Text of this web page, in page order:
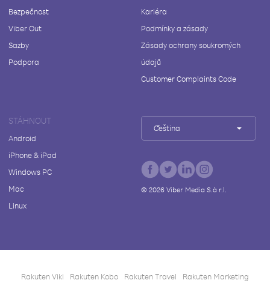
Bezpečnost
Viber Out
Sazby
Podpora
Kariéra
Podmínky a zásady
Zásady ochrany soukromých
údajů
Customer Complaints Code
STÁHNOUT
Android
iPhone & iPad
Windows PC
Mac
Linux
Čeština
© 2026Viber Media S.à r.l.
Rakuten Viki Rakuten Kobo Rakuten Travel Rakuten Marketing